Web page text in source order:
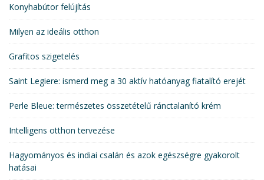
Konyhabútor felújítás
Milyen az ideális otthon
Grafitos szigetelés
Saint Legiere: ismerd meg a 30 aktív hatóanyag fiatalító erejét
Perle Bleue: természetes összetételű ránctalanító krém
Intelligens otthon tervezése
Hagyományos és indiai csalán és azok egészségre gyakorolt
hatásai